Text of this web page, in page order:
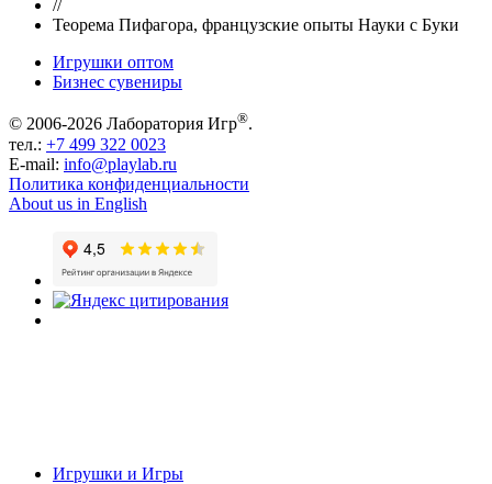
//
Теорема Пифагора, французские опыты Науки с Буки
Игрушки оптом
Бизнес сувениры
© 2006-2026 Лаборатория Игр®.
тел.: +7 499 322 0023
E-mail: info@playlab.ru
Политика конфиденциальности
About us in English
Игрушки и Игры